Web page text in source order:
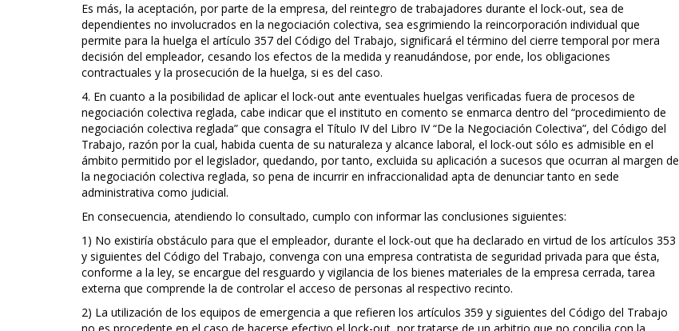
Es más, la aceptación, por parte de la empresa, del reintegro de trabajadores durante el lock-out, sea de
dependientes no involucrados en la negociación colectiva, sea esgrimiendo la reincorporación individual que
permite para la huelga el artículo 357 del Código del Trabajo, significará el término del cierre temporal por mera
decisión del empleador, cesando los efectos de la medida y reanudándose, por ende, los obligaciones
contractuales y la prosecución de la huelga, si es del caso.
4. En cuanto a la posibilidad de aplicar el lock-out ante eventuales huelgas verificadas fuera de procesos de
negociación colectiva reglada, cabe indicar que el instituto en comento se enmarca dentro del “procedimiento de
negociación colectiva reglada” que consagra el Título IV del Libro IV “De la Negociación Colectiva”, del Código del
Trabajo, razón por la cual, habida cuenta de su naturaleza y alcance laboral, el lock-out sólo es admisible en el
ámbito permitido por el legislador, quedando, por tanto, excluida su aplicación a sucesos que ocurran al margen de
la negociación colectiva reglada, so pena de incurrir en infraccionalidad apta de denunciar tanto en sede
administrativa como judicial.
En consecuencia, atendiendo lo consultado, cumplo con informar las conclusiones siguientes:
1) No existiría obstáculo para que el empleador, durante el lock-out que ha declarado en virtud de los artículos 353
y siguientes del Código del Trabajo, convenga con una empresa contratista de seguridad privada para que ésta,
conforme a la ley, se encargue del resguardo y vigilancia de los bienes materiales de la empresa cerrada, tarea
externa que comprende la de controlar el acceso de personas al respectivo recinto.
2) La utilización de los equipos de emergencia a que refieren los artículos 359 y siguientes del Código del Trabajo